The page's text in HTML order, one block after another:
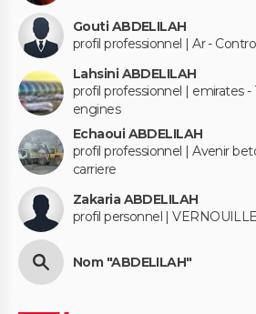
Gouti ABDELILAH
profil professionnel | Ar -
Lahsini ABDELILAH
profil professionnel | emirates
engines
Echaoui ABDELILAH
profil professionnel | Avenir
carriere
Zakaria ABDELILAH
profil personnel |
Nom "ABDELILAH"